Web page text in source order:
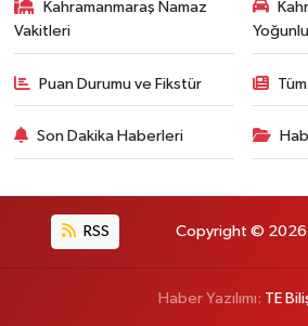
Kahramanmaraş Namaz
Vakitleri
Puan Durumu ve Fikstür
Son Dakika Haberleri
RSS Copyright © 2026.
Haber Yazılımı: TE